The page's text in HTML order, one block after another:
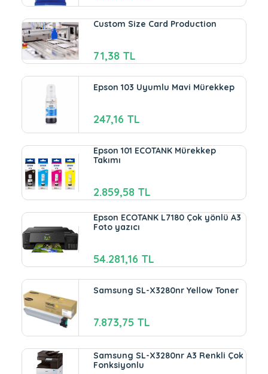
Custom Size Card Production
71,38 TL
Epson 103 Uyumlu Mavi Mürekkep
247,16 TL
Epson 101 ECOTANK Mürekkep
Takımı
2.859,58 TL
Epson ECOTANK L7180 Çok yönlü A3
Foto yazıcı
54.281,16 TL
Samsung SL-X3280nr Yellow Toner
7.873,75 TL
Samsung SL-X3280nr A3 Renkli Çok
Fonksiyonlu